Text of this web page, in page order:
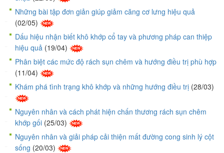
Những bài tập đơn giản giúp giảm căng cơ lưng hiệu quả
(02/05)
Dấu hiệu nhận biết khô khớp cổ tay và phương pháp can thiệp
hiệu quả (19/04)
Phân biệt các mức độ rách sụn chêm và hướng điều trị phù hợp
(11/04)
Khám phá tình trạng khô khớp và những hướng điều trị (28/03)
Nguyên nhân và cách phát hiện chấn thương rách sụn chêm
khớp gối (25/03)
Nguyên nhân và giải pháp cải thiện mất đường cong sinh lý cột
sống (20/03)